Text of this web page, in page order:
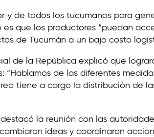
y de todos los tucumanos para
que los productores “puedan
de Tucumán a un bajo costo
de la República explicó que
“Hablamos de las diferentes
tiene a cargo la distribución de
la reunión con las
ideas y coordinaron